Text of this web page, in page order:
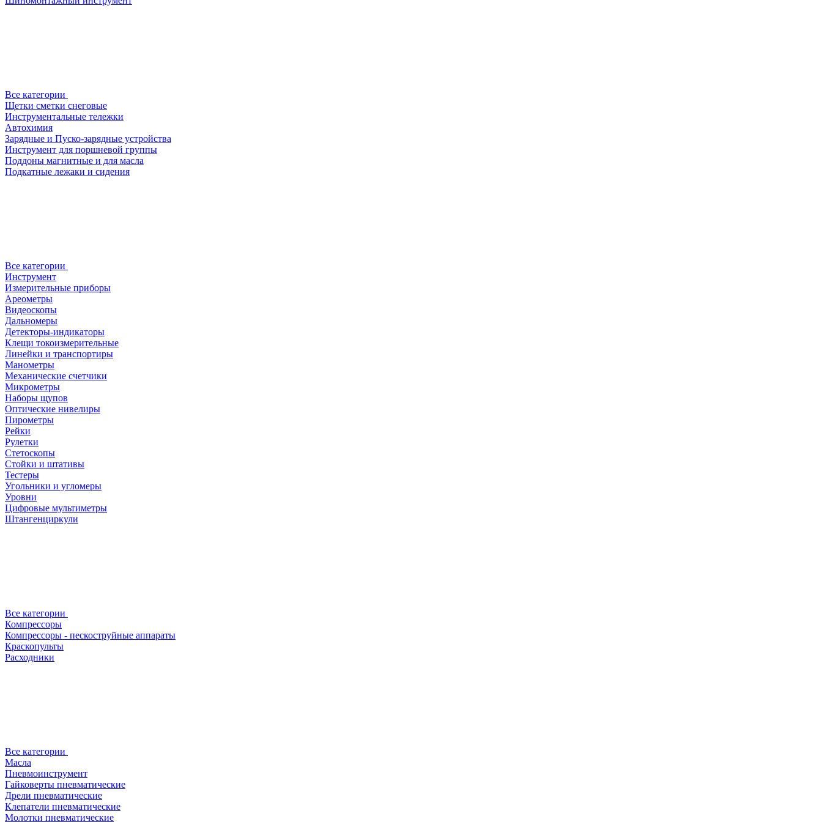
Все категории
Щетки сметки снеговые
Инструментальные тележки
Автохимия
Зарядные и Пуско-зарядные устройства
Инструмент для поршневой группы
Поддоны магнитные и для масла
Подкатные лежаки и сидения
Все категории
Инструмент
Измерительные приборы
Ареометры
Видеоскопы
Дальномеры
Детекторы-индикаторы
Клещи токоизмерительные
Линейки и транспортиры
Манометры
Механические счетчики
Микрометры
Наборы щупов
Оптические нивелиры
Пирометры
Рейки
Рулетки
Стетоскопы
Стойки и штативы
Тестеры
Угольники и угломеры
Уровни
Цифровые мультиметры
Штангенциркули
Все категории
Компрессоры
Компрессоры - пескоструйные аппараты
Краскопульты
Расходники
Все категории
Масла
Пневмоинструмент
Гайковерты пневматические
Дрели пневматические
Клепатели пневматические
Молотки пневматические